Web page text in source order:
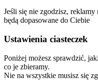
Jeśli się nie zgodzisz,
będą dopasowane do Ciebie
Ustawienia ciasteczek
Poniżej możesz sprawdzić,
co je zbieramy.
Nie na wszystkie musisz się